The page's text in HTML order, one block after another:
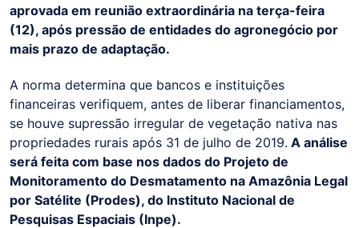
aprovada em reunião extraordinária na terça-feira
(12), após pressão de entidades do agronegócio por
mais prazo de adaptação.
A norma determina que bancos e instituições
financeiras verifiquem, antes de liberar financiamentos,
se houve supressão irregular de vegetação nativa nas
propriedades rurais após 31 de julho de 2019. A análise
será feita com base nos dados do Projeto de
Monitoramento do Desmatamento na Amazônia Legal
por Satélite (Prodes), do Instituto Nacional de
Pesquisas Espaciais (Inpe).